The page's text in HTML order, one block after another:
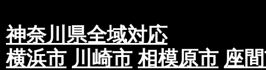
神奈川県全域対応
横浜市 川崎市 相模原市 座